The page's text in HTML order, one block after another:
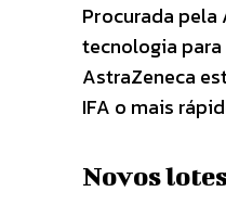
Procurada
tecnologia para
AstraZeneca
IFA o mais
Novos